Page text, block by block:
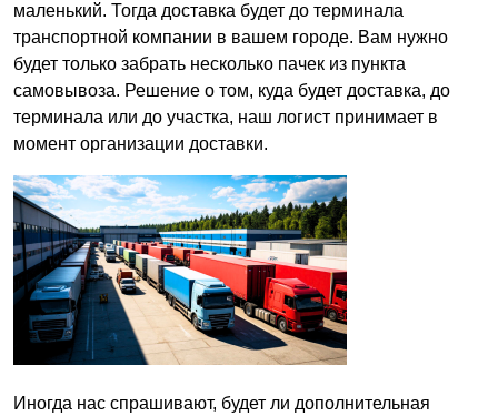
маленький. Тогда доставка будет до терминала
транспортной компании в вашем городе. Вам нужно
будет только забрать несколько пачек из пункта
самовывоза. Решение о том, куда будет доставка, до
терминала или до участка, наш логист принимает в
момент организации доставки.
Иногда нас спрашивают, будет ли дополнительная